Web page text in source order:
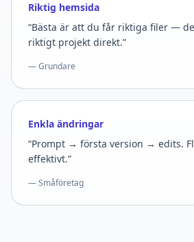
Riktig hemsida
“Bästa är att du får riktiga filer —
riktigt projekt direkt.”
— Grundare
Enkla ändringar
“Prompt → första version → edits.
effektivt.”
— Småföretag